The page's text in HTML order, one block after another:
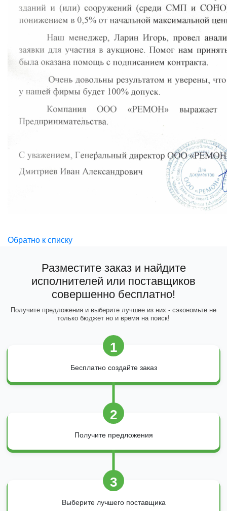
Обратно к списку
Разместите заказ и найдите
исполнителей или поставщиков
совершенно бесплатно!
Получите предложения и выберите лучшее из них - сэкономьте не
только бюджет но и время на поиск!
1
Бесплатно создайте заказ
2
Получите предложения
3
Выберите лучшего поставщика